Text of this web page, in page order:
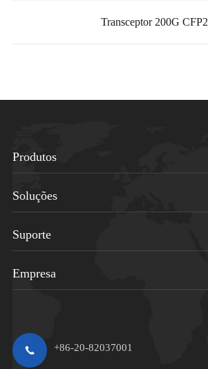
Transceptor 200G CFP2
Produtos
Soluções
Suporte
Empresa
+86-20-82037001